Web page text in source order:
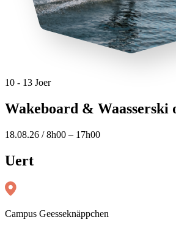
10 - 13 Joer
Wakeboard & Waasserski
18.08.26 / 8h00 – 17h00
Uert
Campus Geesseknäppchen